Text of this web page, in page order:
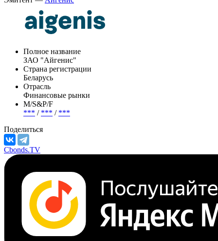
покупки указанных ценных бумаг для белорусских
розничных инвесторов.
Айгенис
Полное название
ЗАО "Айгенис"
Страна регистрации
Беларусь
Финансовые рынки
М/S&P/F
***/
Поделиться
Cbonds.TV